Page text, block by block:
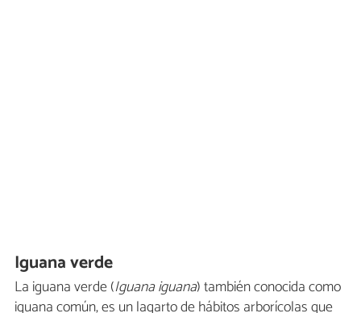
Iguana verde
La iguana verde (Iguana iguana) también conocida como
iguana común, es un lagarto de hábitos arborícolas que